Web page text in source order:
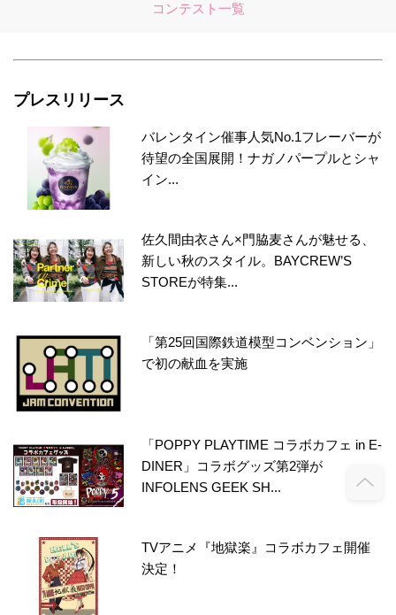
コンテスト一覧
プレスリリース
バレンタイン催事人気No.1フレーバーが
待望の全国展開！ナガノパープルとシャ
イン...
佐久間由衣さん×門脇麦さんが魅せる、
新しい秋のスタイル。BAYCREW’S
STOREが特集...
「第25回国際鉄道模型コンベンション」
で初の献血を実施
「POPPY PLAYTIME コラボカフェ in E-
DINER」コラボグッズ第2弾が
INFOLENS GEEK SH...
TVアニメ『地獄楽』コラボカフェ開催
決定！